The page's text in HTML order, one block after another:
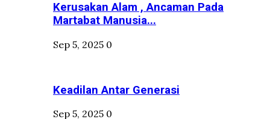
Kerusakan Alam , Ancaman Pada
Martabat Manusia...
Sep 5, 2025 0
Keadilan Antar Generasi
Sep 5, 2025 0